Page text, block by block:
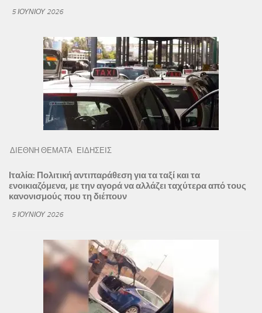
5 ΙΟΥΝΊΟΥ 2026
ΔΙΕΘΝΗ ΘΕΜΑΤΑ ΕΙΔΗΣΕΙΣ
Ιταλία: Πολιτική αντιπαράθεση για τα ταξί και τα
ενοικιαζόμενα, με την αγορά να αλλάζει ταχύτερα από τους
κανονισμούς που τη διέπουν
5 ΙΟΥΝΊΟΥ 2026